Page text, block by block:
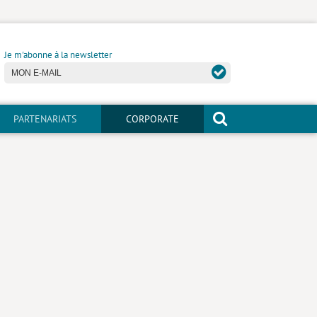
Je m'abonne à la newsletter
PARTENARIATS CORPORATE